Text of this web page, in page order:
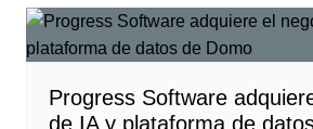
Progress Software
de IA y plataforma de